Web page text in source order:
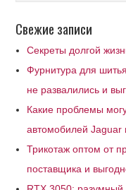
Свежие записи
Секреты долгой
Фурнитура для
не развалились и
Какие проблемы
автомобилей Jaguar
Трикотаж оптом от
поставщика и